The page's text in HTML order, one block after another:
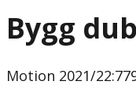
Bygg
Motion 2021/